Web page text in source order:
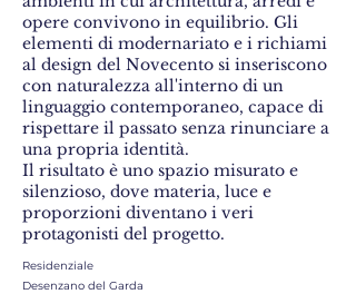
opere convivono in equilibrio. Gli
elementi di modernariato e i richiami
al design del Novecento si inseriscono
con naturalezza all'interno di un
linguaggio contemporaneo, capace di
rispettare il passato senza rinunciare a
una propria identità.
Il risultato è uno spazio misurato e
silenzioso, dove materia, luce e
proporzioni diventano i veri
protagonisti del progetto.
Residenziale
Desenzano del Garda